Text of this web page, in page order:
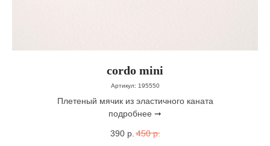
cordo mini
Артикул: 195550
Плетеный мячик из эластичного каната
подробнее ➞
390 р. 450 р.